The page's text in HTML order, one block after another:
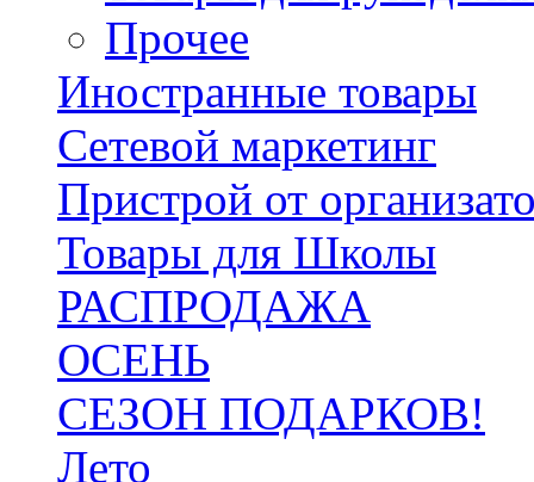
Прочее
Иностранные товары
Сетевой маркетинг
Пристрой от
Товары для Школы
РАСПРОДАЖА
ОСЕНЬ
СЕЗОН ПОДАРКОВ!
Лето